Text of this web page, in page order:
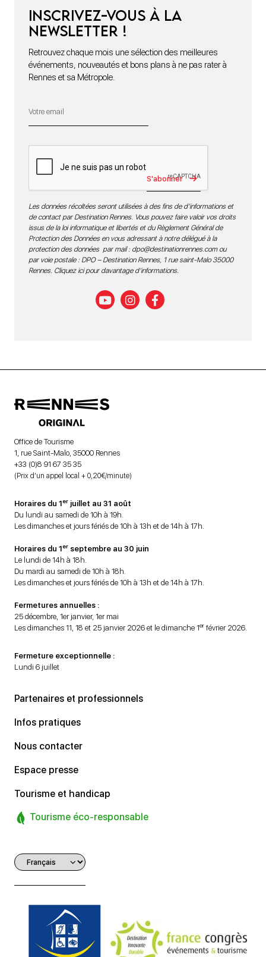
Inscrivez-vous à la
newsletter !
Retrouvez chaque mois une sélection des meilleures
événements, nouveautés et bons plans à ne pas rater à
Rennes et sa Métropole.
S'abonner
Les données récoltées seront utilisées à des fins de d’informations et
de contact par Destination Rennes. Vous pouvez faire valoir vos droits
issus de la loi informatique et libertés et du Règlement Général de
Protection des Données en vous adressant à notre délégué à la
protection des données par mail : dpo@destinationrennes.comou
par voie postale : DPO – Destination Rennes, 1 rue saint-Malo 35000
Rennes. Cliquez ici pour davantage d’informations.
Office de Tourisme
1, rue Saint-Malo, 35000 Rennes
+33 (0)8 91 67 35 35
(Prix d’un appel local + 0,20€/minute)
Horaires du 1er juillet au 31 août
Du lundi au samedi de 10h à 19h.
Les dimanches et jours fériés de 10h à 13h et de 14h à 17h.
Horaires du 1er septembre au 30 juin
Le lundi de 14h à 18h.
Du mardi au samedi de 10h à 18h.
Les dimanches et jours fériés de 10h à 13h et de 14h à 17h.
Fermetures annuelles :
25 décembre, 1er janvier, 1er mai
Les dimanches 11, 18 et 25 janvier 2026 et le dimanche 1er février 2026.
Fermeture exceptionnelle :
Lundi 6 juillet
Partenaires et professionnels
Infos pratiques
Nous contacter
Espace presse
Tourisme et handicap
Tourisme éco-responsable